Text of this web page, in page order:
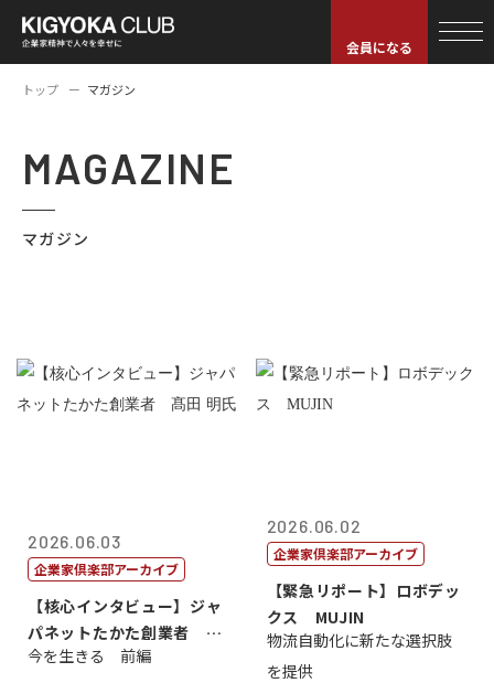
会員になる
トップ マガジン
MAGAZINE
マガジン
2026.06.03
企業家倶楽部アーカイブ
【核心インタビュー】ジャ
パネットたかた創業者 髙
田 明氏
今を生きる 前編
2026.06.02
企業家倶楽部アーカイブ
【緊急リポート】ロボデッ
クス MUJIN
物流自動化に新たな選択肢
を提供